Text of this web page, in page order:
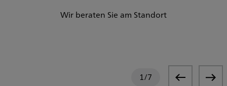
Wir beraten Sie am Standort
1/7